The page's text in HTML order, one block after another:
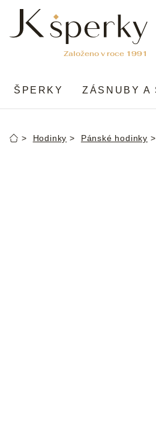
obsah
ŠPERKY ZÁSNUBY A
DomůHodinky Pánské hodinky